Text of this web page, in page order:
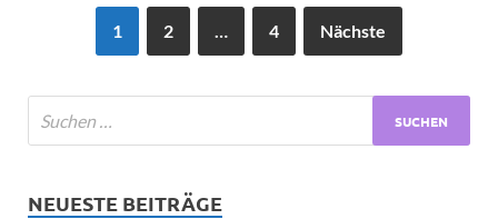
1 2 … 4 Nächste
NEUESTE BEITRÄGE